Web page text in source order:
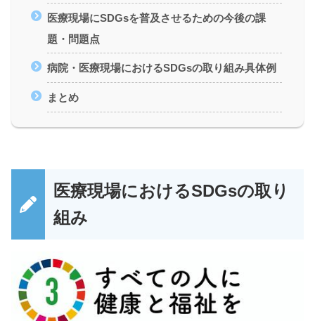
医療現場にSDGsを普及させるための今後の課
題・問題点
病院・医療現場におけるSDGsの取り組み具体例
まとめ
医療現場におけるSDGsの取り
組み